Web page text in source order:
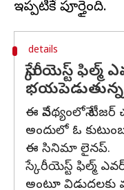
details
స్కేరీయెస్ట్ ఫిల్మ్
ఈ నేపథ్యంలోనే టీజర్
అందులో ఓ
ఈ సినిమా లైనప్.
స్కేరీయెస్ట్ ఫిల్మ్
అంటూ విడుదలకు